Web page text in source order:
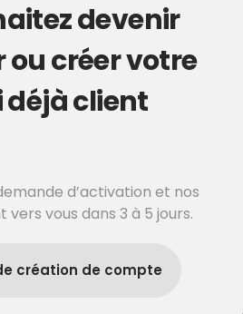
devenir
ou créer votre
déjà client
d’activation et nos
vous dans 3 à 5 jours.
création de compte